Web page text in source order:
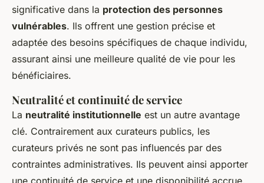
significative dans la protection des personnes
vulnérables. Ils offrent une gestion précise et
adaptée des besoins spécifiques de chaque individu,
assurant ainsi une meilleure qualité de vie pour les
bénéficiaires.
Neutralité et continuité de service
La neutralité institutionnelle est un autre avantage
clé. Contrairement aux curateurs publics, les
curateurs privés ne sont pas influencés par des
contraintes administratives. Ils peuvent ainsi apporter
une continuité de service et une disponibilité accrue,